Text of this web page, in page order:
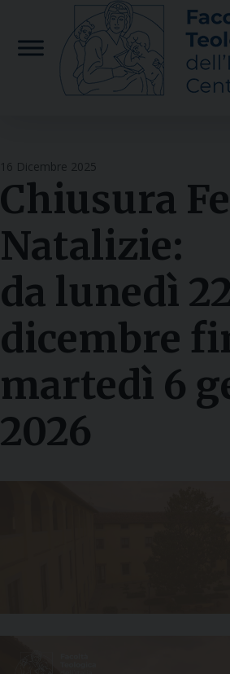
content
16 Dicembre 2025
Chiusura
Natalizie:
da lunedì
dicembre
martedì 6
2026